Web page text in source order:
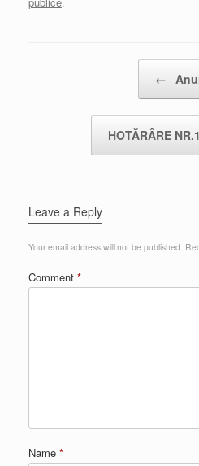
←
HOTĂRÂRE
Leave a Reply
Your email address will not be published.
Comment *
Name *